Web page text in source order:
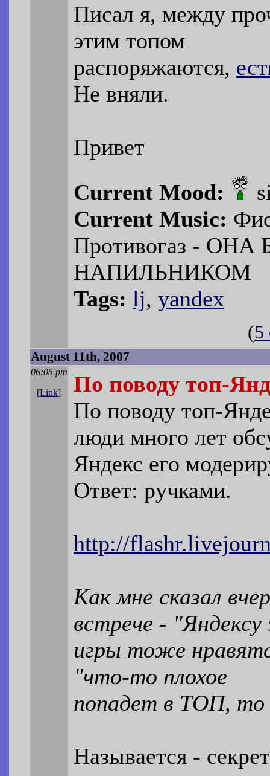
Писал я, между
этим топом
распоряжаются,
Не вняли.
Привет
Current Mood:
Current Music:
Противогаз -
НАПИЛЬНИКОМ
Tags: lj,yandex
(5
August 11th, 2007
06:05 pm
[Link]
По поводу топ-
По поводу топ-
люди много лет
Яндекс его
Ответ: ручками.
http://
Как мне сказал
встрече -
игры тоже
"что-то плохое
попадет в ТОП, то
Называется -